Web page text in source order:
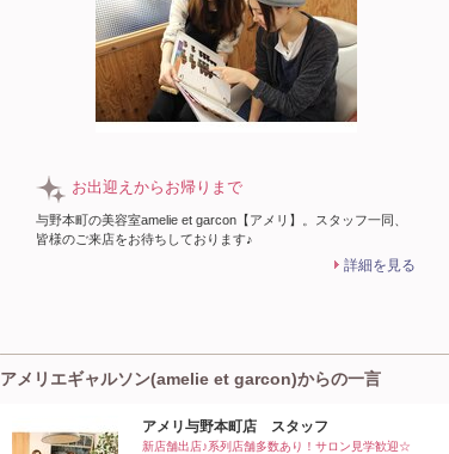
お出迎えからお帰りまで
与野本町の美容室amelie et garcon【アメリ】。スタッフ一同、
皆様のご来店をお待ちしております♪
詳細を見る
アメリエギャルソン(amelie et garcon)からの一言
アメリ与野本町店 スタッフ
新店舗出店♪系列店舗多数あり！サロン見学歓迎☆